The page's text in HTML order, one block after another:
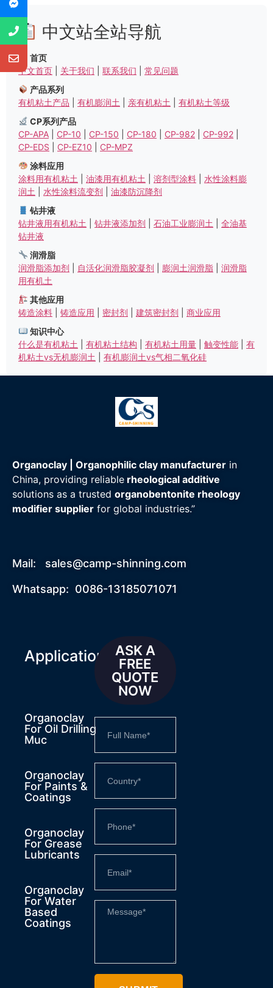
中文站全站导航
首页
中文首页
关于我们 联系我们
常见问题
产品系列
有机粘土产品
有机膨润土 亲有机粘土
有机粘土等级
CP系列产品
CP-APA
CP-10 CP-150 CP-180 CP-982 CP-992
CP-EDS
CP-EZ10
CP-MPZ
涂料应用
涂料用有机粘土
油漆用有机粘土 溶剂型涂料
水性涂料膨
润土
水性涂料流变剂
油漆防沉降剂
钻井液
钻井液用有机粘土
钻井液添加剂 石油工业膨润土
全油基
钻井液
润滑脂
润滑脂添加剂
自活化润滑脂胶凝剂 膨润土润滑脂
润滑脂
用有机土
其他应用
铸造涂料
铸造应用 密封剂 建筑密封剂
商业应用
知识中心
什么是有机粘土
有机粘土结构 有机粘土用量 触变性能
有
机粘土vs无机膨润土
有机膨润土vs气相二氧化硅
Organoclay | Organophilic clay manufacturer in
China, providing reliable rheological additive
solutions as a trusted organobentonite rheology
modifier supplier for global industries.”
Mail: sales@camp-shinning.com
Whatsapp: 0086-13185071071
Applications
Organoclay
For Oil Drilling
Muc
Organoclay
For Paints &
Coatings
Organoclay
For Grease
Lubricants
Organoclay
For Water
Based
Coatings
ASK A
FREE
QUOTE
NOW